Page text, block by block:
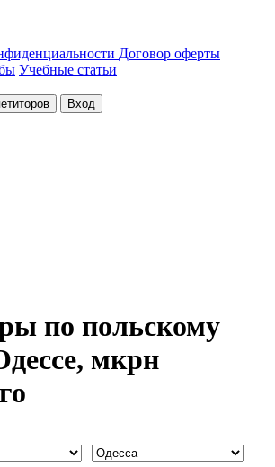
Договор оферты
Учебные статьи
Вход
по польскому
мкрн